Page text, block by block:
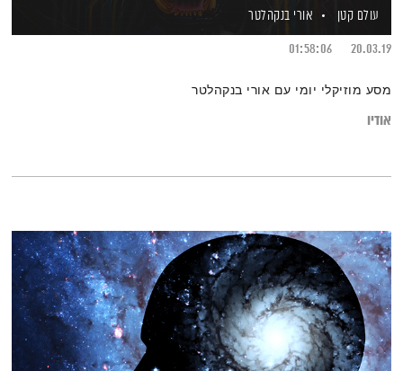
עולם קטן
אורי בנקהלטר
20.03.19
01:58:06
מסע מוזיקלי יומי עם אורי בנקהלטר
אודיו